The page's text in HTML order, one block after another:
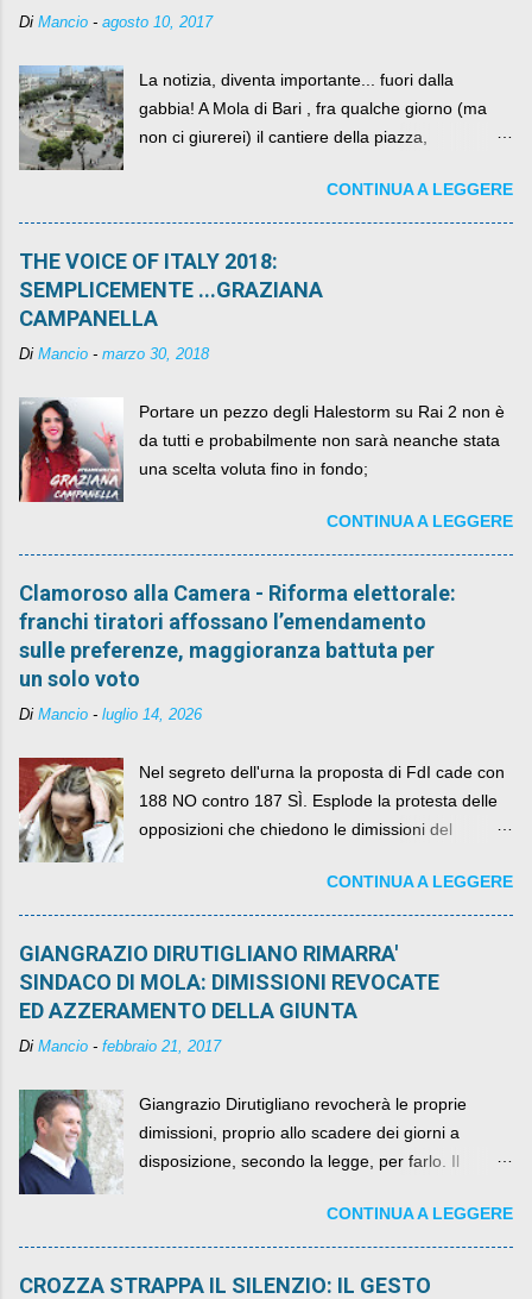
Di Mancio - agosto 10, 2017
La notizia, diventa importante... fuori dalla
gabbia! A Mola di Bari , fra qualche giorno (ma
non ci giurerei) il cantiere della piazza,
per un numero esorbitante di mesi, non ci sarà
più. C'era una volta Piazza XX Settembre ,
CONTINUA A LEGGERE
THE VOICE OF ITALY 2018:
SEMPLICEMENTE ...GRAZIANA
CAMPANELLA
Di Mancio - marzo 30, 2018
Portare un pezzo degli Halestorm su Rai 2 non è
da tutti e probabilmente non sarà neanche stata
una scelta voluta fino in fondo;
CONTINUA A LEGGERE
Clamoroso alla Camera - Riforma elettorale:
franchi tiratori affossano l’emendamento
sulle preferenze, maggioranza battuta per
un solo voto
Di Mancio - luglio 14, 2026
Nel segreto dell'urna la proposta di FdI cade con
188 NO contro 187 SÌ. Esplode la protesta delle
opposizioni che chiedono le dimissioni del
CONTINUA A LEGGERE
GIANGRAZIO DIRUTIGLIANO RIMARRA'
SINDACO DI MOLA: DIMISSIONI REVOCATE
ED AZZERAMENTO DELLA GIUNTA
Di Mancio - febbraio 21, 2017
Giangrazio Dirutigliano revocherà le proprie
dimissioni, proprio allo scadere dei giorni a
disposizione, secondo la legge, per farlo. Il
quelli che si auspicavano il contrario.CONTINUA A LEGGERE
CROZZA STRAPPA IL SILENZIO: IL GESTO